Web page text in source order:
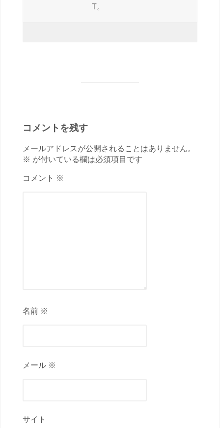
T。
コメントを残す
メールアドレスが公開されることはありません。
※ が付いている欄は必須項目です
コメント ※
名前 ※
メール ※
サイト